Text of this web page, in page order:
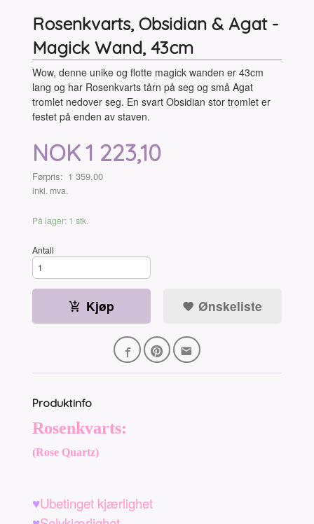
Rosenkvarts, Obsidian & Agat -
Magick Wand, 43cm
Wow, denne unike og flotte magick wanden er 43cm
lang og har Rosenkvarts tårn på seg og små Agat
tromlet nedover seg. En svart Obsidian stor tromlet er
festet på enden av staven.
Tilbud
NOK1 223,10
Førpris: 1 359,00
Rabatt
inkl. mva.
På lager: 1 stk.
Antall
Kjøp Ønskeliste
Produktinfo
Rosenkvarts:
(Rose Quartz)
♥Ubetinget kjærlighet